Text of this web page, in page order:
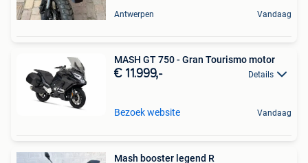
Antwerpen Vandaag
MASH GT 750 - Gran Tourismo motor
€ 11.999,- Details
Bezoek website Vandaag
Mash booster legend R